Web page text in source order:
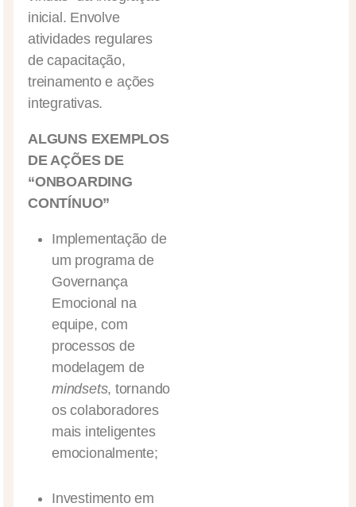
inicial. Envolve
atividades regulares
de capacitação,
treinamento e ações
integrativas.
ALGUNS EXEMPLOS
DE AÇÕES DE
“ONBOARDING
CONTÍNUO”
Implementação de
um programa de
Governança
Emocional na
equipe, com
processos de
modelagem de
mindsets, tornando
os colaboradores
mais inteligentes
emocionalmente;
Investimento em